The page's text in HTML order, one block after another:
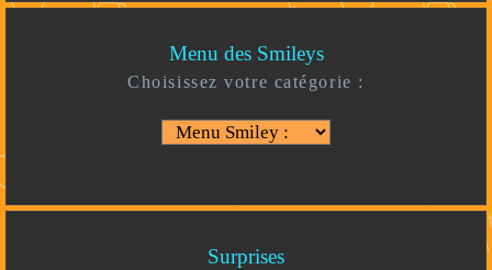
Menu des Smileys
Choisissez votre catégorie :
Surprises